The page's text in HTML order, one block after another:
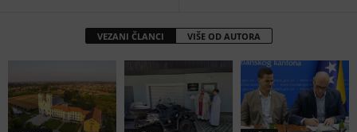
VEZANI ČLANCI VIŠE OD AUTORA